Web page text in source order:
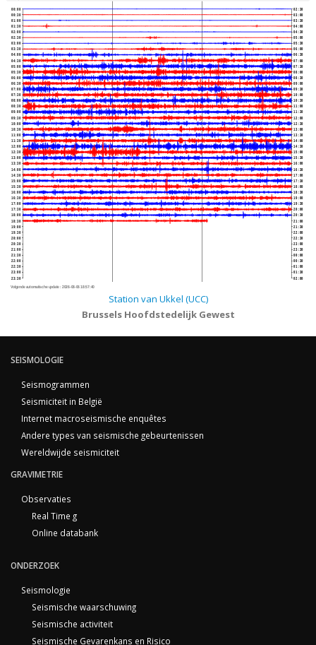
00:00
00:30
01:00
01:30
02:00
02:30
03:00
03:30
04:00
04:30
05:00
05:30
06:00
06:30
07:00
07:30
08:00
08:30
09:00
09:30
10:00
10:30
11:00
11:30
12:00
12:30
13:00
13:30
14:00
14:30
15:00
15:30
16:00
16:30
17:00
17:30
18:00
18:30
19:00
19:30
20:00
20:30
21:00
21:30
22:00
22:30
23:00
23:30
02:30
03:00
03:30
04:00
04:30
05:00
05:30
06:00
06:30
07:00
07:30
08:00
08:30
09:00
09:30
10:00
10:30
11:00
11:30
12:00
12:30
13:00
13:30
14:00
14:30
15:00
15:30
16:00
16:30
17:00
17:30
18:00
18:30
19:00
19:30
20:00
20:30
21:00
21:30
22:00
22:30
23:00
23:30
00:00
00:30
01:00
01:30
02:00
Volgende automatische update : 2026-08-06 18:57:40
Station van Ukkel (UCC)
Brussels Hoofdstedelijk Gewest
SEISMOLOGIE
Seismogrammen
Seismiciteit in België
Internet macroseismische enquêtes
Andere types van seismische gebeurtenissen
Wereldwijde seismiciteit
GRAVIMETRIE
Observaties
Real Time g
Online databank
ONDERZOEK
Seismologie
Seismische waarschuwing
Seismische activiteit
Seismische Gevarenkans en Risico